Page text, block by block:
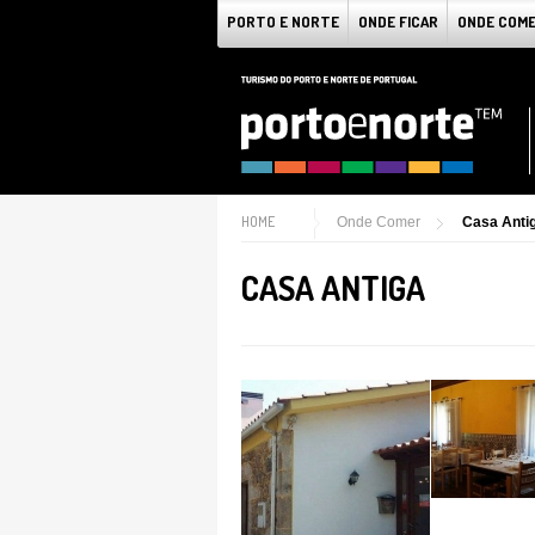
PORTO E NORTE ONDE FICAR ONDE
HOME Onde Comer Casa
CASA ANTIGA